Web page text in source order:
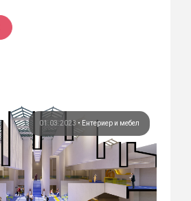
01.03.2023 • Ентериер и мебел